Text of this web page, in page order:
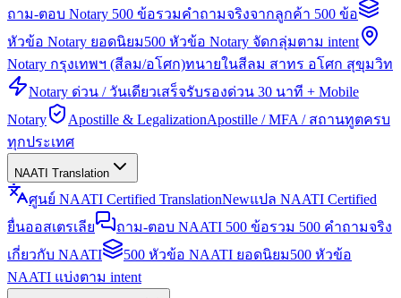
ถาม-ตอบ Notary 500 ข้อรวมคำถามจริงจากลูกค้า 500 ข้อ
หัวข้อ Notary ยอดนิยม500 หัวข้อ Notary จัดกลุ่มตาม intent
Notary กรุงเทพฯ (สีลม/อโศก)ทนายในสีลม สาทร อโศก สุขุมวิท
Notary ด่วน / วันเดียวเสร็จรับรองด่วน 30 นาที + Mobile
Notary
Apostille & LegalizationApostille / MFA / สถานทูตครบ
ทุกประเทศ
NAATI Translation
ศูนย์ NAATI Certified TranslationNewแปล NAATI Certified
ยื่นออสเตรเลีย
ถาม-ตอบ NAATI 500 ข้อรวม 500 คำถามจริง
เกี่ยวกับ NAATI
500 หัวข้อ NAATI ยอดนิยม500 หัวข้อ
NAATI แบ่งตาม intent